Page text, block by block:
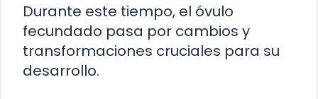
Durante este tiempo, el óvulo
fecundado pasa por cambios y
transformaciones cruciales para su
desarrollo.